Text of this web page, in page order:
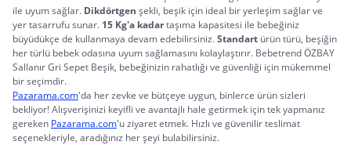
ile uyum sağlar. Dikdörtgen şekli, beşik için ideal bir yerleşim sağlar ve
yer tasarrufu sunar. 15 Kg'a kadartaşıma kapasitesi ile bebeğiniz
büyüdükçe de kullanmaya devam edebilirsiniz.Standart ürün türü, beşiğin
her türlü bebek odasına uyum sağlamasını kolaylaştırır. Bebetrend ÖZBAY
Sallanır Gri Sepet Beşik, bebeğinizin rahatlığı ve güvenliği için mükemmel
bir seçimdir.
Pazarama.com'da her zevke ve bütçeye uygun, binlerce ürün sizleri
bekliyor! Alışverişinizi keyifli ve avantajlı hale getirmek için tek yapmanız
gereken Pazarama.com'u ziyaret etmek. Hızlı ve güvenilir teslimat
seçenekleriyle, aradığınız her şeyi bulabilirsiniz.